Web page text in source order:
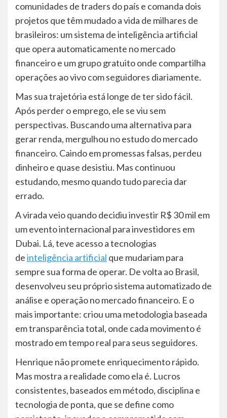
comunidades de traders do país e comanda dois
projetos que têm mudado a vida de milhares de
brasileiros: um sistema de inteligência artificial
que opera automaticamente no mercado
financeiro e um grupo gratuito onde compartilha
operações ao vivo com seguidores diariamente.
Mas sua trajetória está longe de ter sido fácil.
Após perder o emprego, ele se viu sem
perspectivas. Buscando uma alternativa para
gerar renda, mergulhou no estudo do mercado
financeiro. Caindo em promessas falsas, perdeu
dinheiro e quase desistiu. Mas continuou
estudando, mesmo quando tudo parecia dar
errado.
A virada veio quando decidiu investir R$ 30 mil em
um evento internacional para investidores em
Dubai. Lá, teve acesso a tecnologias
deinteligência artificial que mudariam para
sempre sua forma de operar. De volta ao Brasil,
desenvolveu seu próprio sistema automatizado de
análise e operação no mercado financeiro. E o
mais importante: criou uma metodologia baseada
em transparência total, onde cada movimento é
mostrado em tempo real para seus seguidores.
Henrique não promete enriquecimento rápido.
Mas mostra a realidade como ela é. Lucros
consistentes, baseados em método, disciplina e
tecnologia de ponta, que se define como